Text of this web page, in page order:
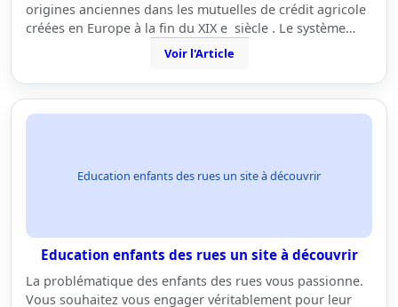
origines anciennes dans les mutuelles de crédit agricole
créées en Europe à la fin du XIX e siècle . Le système…
Voir l'Article
Education enfants des rues un site à découvrir
Education enfants des rues un site à découvrir
La problématique des enfants des rues vous passionne.
Vous souhaitez vous engager véritablement pour leur